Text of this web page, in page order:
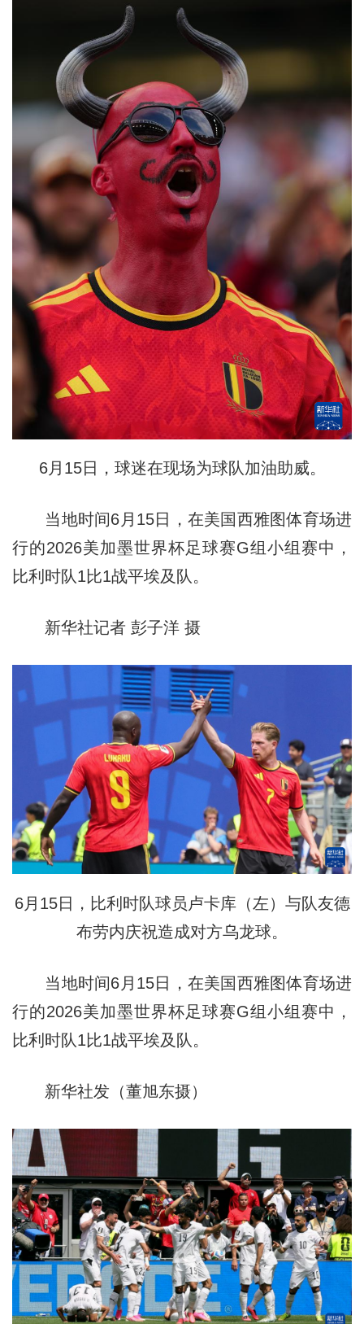
6月15日，球迷在现场为球队加油助威。
当地时间6月15日，在美国西雅图体育场进
行的2026美加墨世界杯足球赛G组小组赛中，
比利时队1比1战平埃及队。
新华社记者 彭子洋 摄
6月15日，比利时队球员卢卡库（左）与队友德
布劳内庆祝造成对方乌龙球。
当地时间6月15日，在美国西雅图体育场进
行的2026美加墨世界杯足球赛G组小组赛中，
比利时队1比1战平埃及队。
新华社发（董旭东摄）